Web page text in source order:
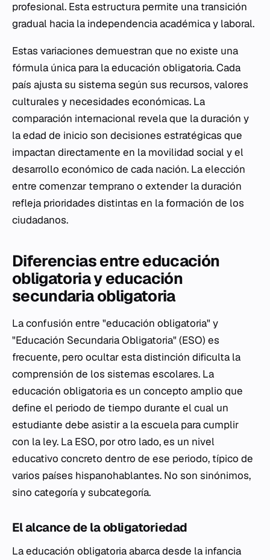
profesional. Esta estructura permite una transición
gradual hacia la independencia académica y laboral.
Estas variaciones demuestran que no existe una
fórmula única para la educación obligatoria. Cada
país ajusta su sistema según sus recursos, valores
culturales y necesidades económicas. La
comparación internacional revela que la duración y
la edad de inicio son decisiones estratégicas que
impactan directamente en la movilidad social y el
desarrollo económico de cada nación. La elección
entre comenzar temprano o extender la duración
refleja prioridades distintas en la formación de los
ciudadanos.
Diferencias entre educación
obligatoria y educación
secundaria obligatoria
La confusión entre "educación obligatoria" y
"Educación Secundaria Obligatoria" (ESO) es
frecuente, pero ocultar esta distinción dificulta la
comprensión de los sistemas escolares. La
educación obligatoria es un concepto amplio que
define el periodo de tiempo durante el cual un
estudiante debe asistir a la escuela para cumplir
con la ley. La ESO, por otro lado, es un nivel
educativo concreto dentro de ese periodo, típico de
varios países hispanohablantes. No son sinónimos,
sino categoría y subcategoría.
El alcance de la obligatoriedad
La educación obligatoria abarca desde la infancia